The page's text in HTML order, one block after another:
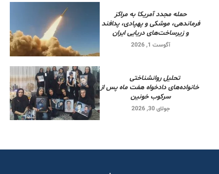
حمله مجدد آمریکا به مراکز
فرماندهی، موشکی و پهپادی، پدافند
و زیرساخت‌های دریایی ایران
آگوست 1, 2026
تحلیل روانشناختی
خانواده‌های دادخواه هفت ماه پس از
سرکوب خونین
جولای 30, 2026